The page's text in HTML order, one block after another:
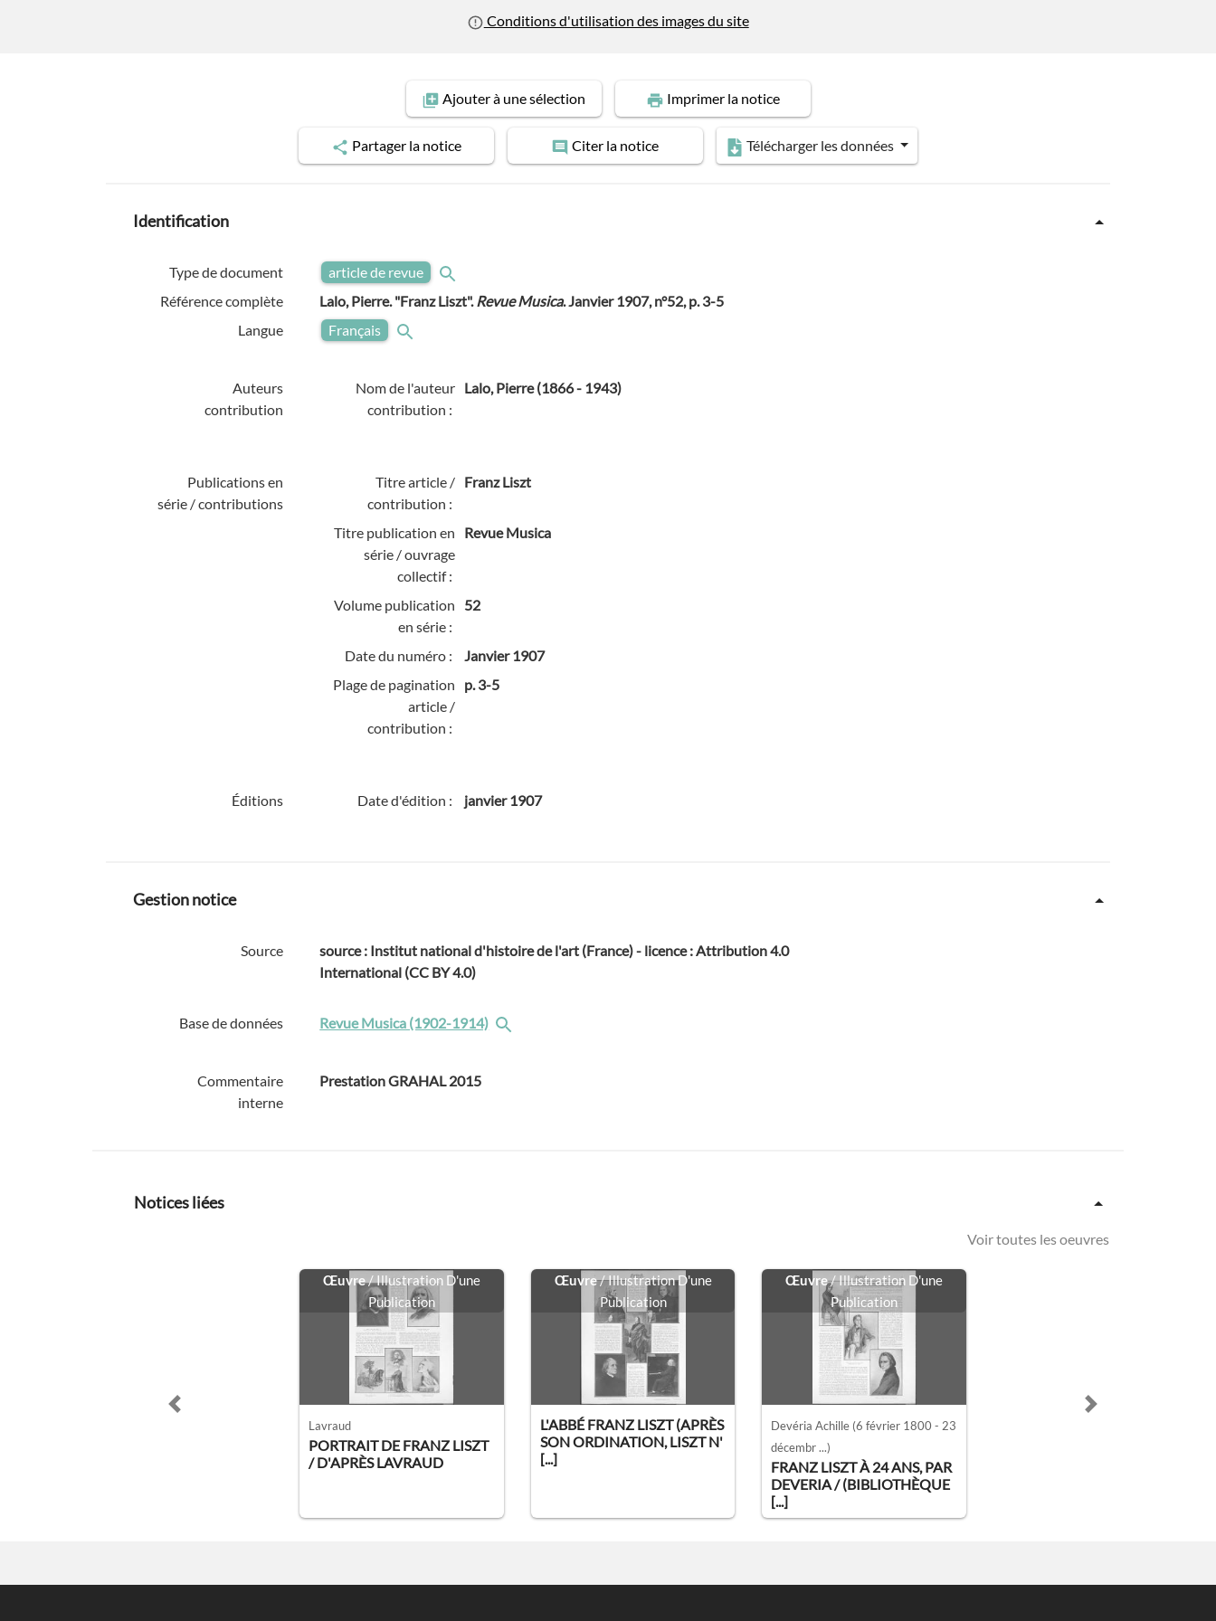
Conditions d'utilisation des images du site
Ajouterà une sélection Imprimerla notice
Partagerla notice Citer la notice Télécharger les données
Identification
Type de document
article de revue
Référence complète
Lalo, Pierre. "Franz Liszt".Revue Musica. Janvier 1907, n°52, p. 3-5
Langue
Français
Auteurs
contribution
Nom de l'auteur
contribution :
Lalo, Pierre (1866 - 1943)
Publications en
série / contributions
Titre article /
contribution :
Franz Liszt
Titre publication en
série / ouvrage
collectif :
Revue Musica
Volume publication
en série :
52
Date du numéro :
Janvier 1907
Plage de pagination
article /
contribution :
p. 3-5
Éditions Date d'édition : janvier 1907
Gestion notice
Source
source : Institut national d'histoire de l'art (France) - licence : Attribution 4.0
International (CC BY 4.0)
Base de données Revue Musica (1902-1914)
Commentaire
interne
Prestation GRAHAL 2015
Notices liées
Voir toutes les oeuvres
Œuvre/ Illustration D'une
Publication
Lavraud
PORTRAIT DE FRANZ LISZT
/ D'APRÈS LAVRAUD
Œuvre/ Illustration D'une
Publication
L'ABBÉ FRANZ LISZT (APRÈS
SON ORDINATION, LISZT N'
[...]
Œuvre/ Illustration D'une
Publication
Devéria Achille (6 février 1800 - 23
décembr ...)
FRANZ LISZT À 24 ANS, PAR
DEVERIA / (BIBLIOTHÈQUE
[...]
Previous slide Next slide